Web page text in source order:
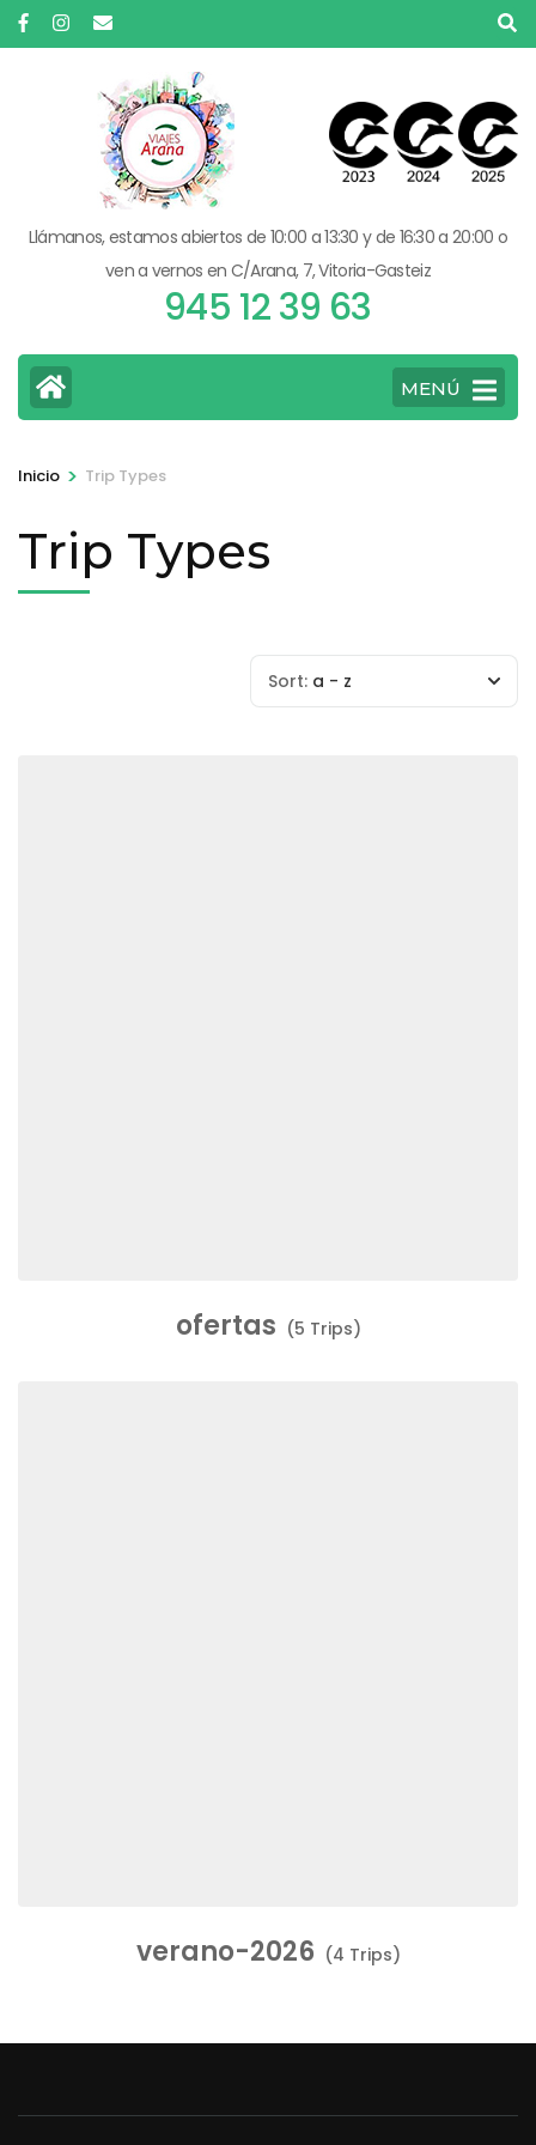
Saltar
al
Llámanos, estamos abiertos de 10:00 a 13:30 y de 16:30 a 20:00 o
ven a vernos en C/Arana, 7, Vitoria-Gasteiz
945 12 39 63
MENÚ
Inicio > Trip Types
Trip Types
Sort: a - z
ofertas (5 Trips)
verano-2026 (4 Trips)